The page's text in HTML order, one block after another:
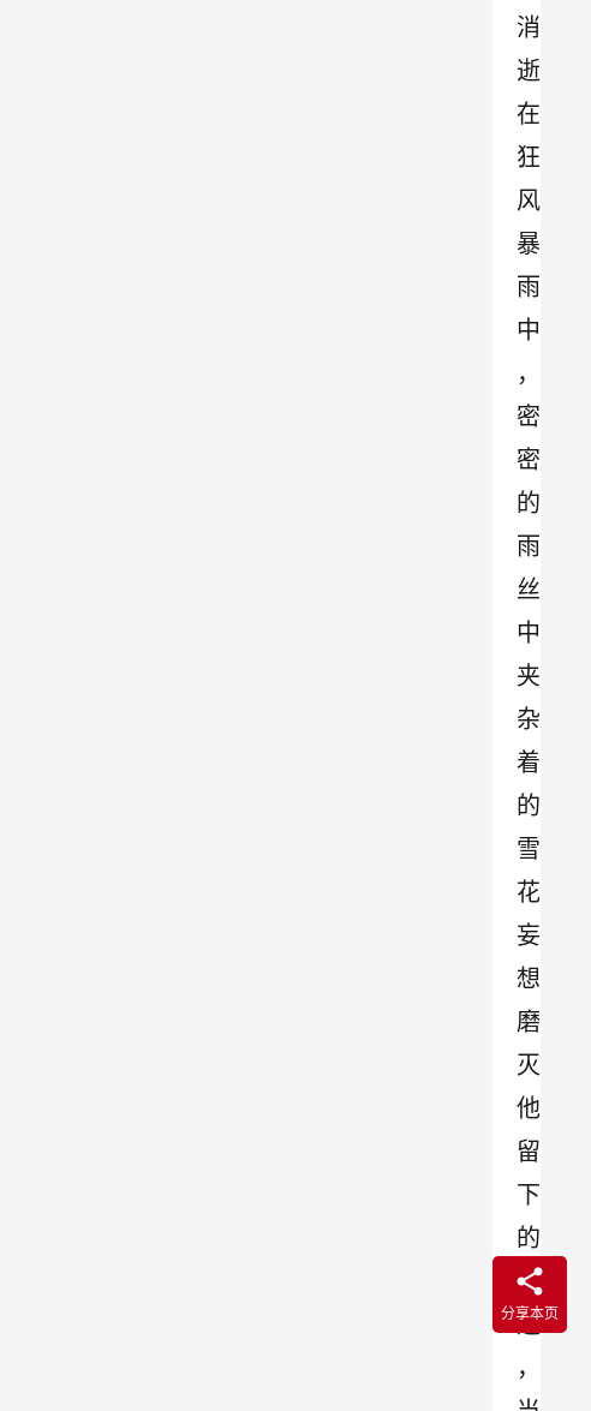
消
逝
在
狂
风
暴
雨
中
，
密
密
的
雨
丝
中
夹
杂
着
的
雪
花
妄
想
磨
灭
他
留
下
的
痕
迹
，
分享本页